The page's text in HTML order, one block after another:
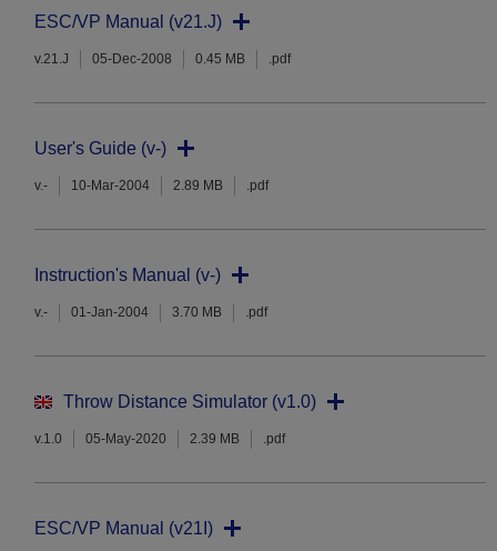
ESC/VP Manual (v21.J)
v.21.J 05-Dec-2008 0.45 MB .pdf
User's Guide (v-)
v.- 10-Mar-2004 2.89 MB .pdf
Instruction's Manual (v-)
v.- 01-Jan-2004 3.70 MB .pdf
Throw Distance Simulator (v1.0)
v.1.0 05-May-2020 2.39 MB .pdf
ESC/VP Manual (v21I)